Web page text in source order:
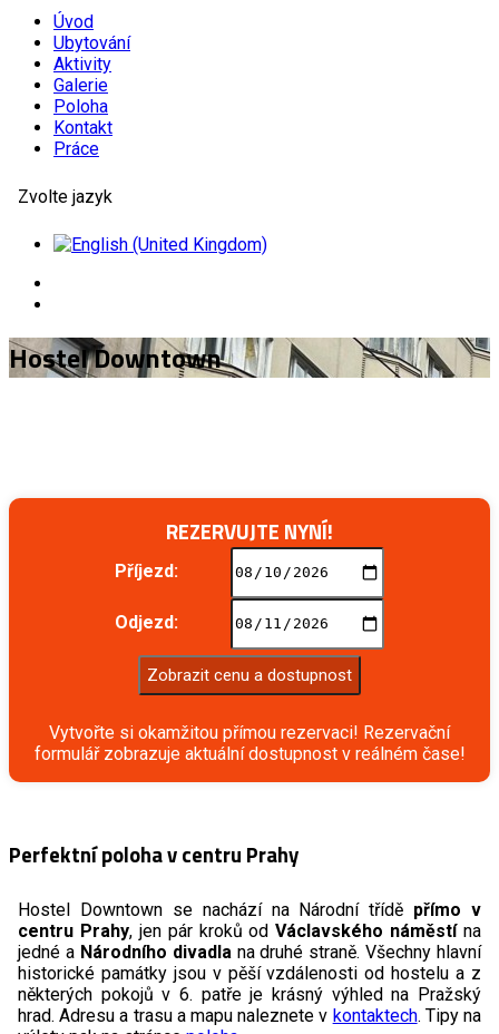
Úvod
Ubytování
Aktivity
Galerie
Poloha
Kontakt
Práce
Zvolte jazyk
Hostel Downtown
REZERVUJTE NYNÍ!
Příjezd:
Odjezd:
Zobrazit cenu a dostupnost
Vytvořte si okamžitou přímou rezervaci! Rezervační
formulář zobrazuje aktuální dostupnost v reálném čase!
Perfektní poloha v centru Prahy
Hostel Downtown se nachází na Národní třídě přímo v
centru Prahy, jen pár kroků odVáclavského náměstína
jedné a Národního divadlana druhé straně. Všechny hlavní
historické památky jsou v pěší vzdálenosti od hostelu a z
některých pokojů v 6. patře je krásný výhled na Pražský
hrad. Adresu a trasu a mapu naleznete v kontaktech. Tipy na